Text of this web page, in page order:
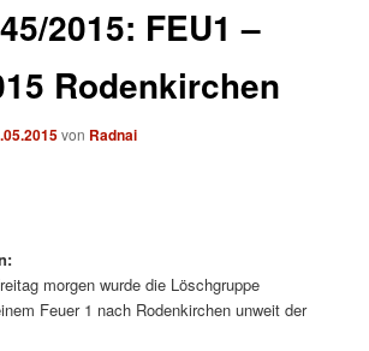
2015: FEU1 –
Rodenkirchen
von Radnai
morgen wurde die Löschgruppe
Feuer 1 nach Rodenkirchen unweit der